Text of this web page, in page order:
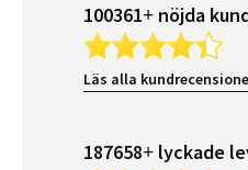
100361+ nöjda
Läs alla
187658+ lyckade